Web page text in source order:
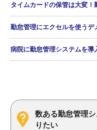
タイムカードの保管は大変
勤怠管理にエクセルを使うデ
病院に勤怠管理システムを導
数ある勤怠管理
りたい